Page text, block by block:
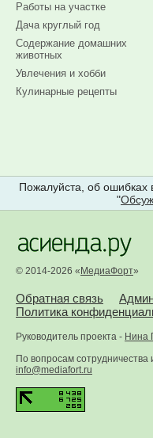
Работы на участке
Дача круглый год
Содержание домашних
животных
Увлечения и хобби
Кулинарные рецепты
Пожалуйста, об ошибках
"
© 2014-2026 « МедиаФорт»
Обратная связь
Политика
Руководитель проекта - Нина
По вопросам
info@mediafort.ru